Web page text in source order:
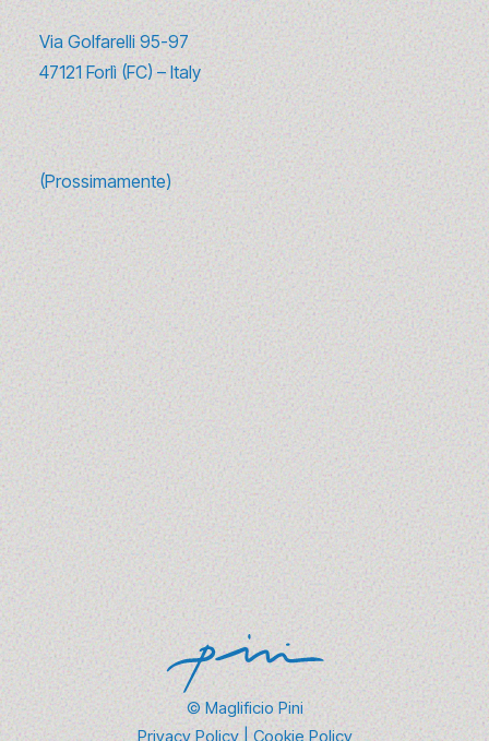
Via Golfarelli 95-97
47121 Forlì (FC) – Italy
(Prossimamente)
Il ciclo del filato e la responsabilità
del Maglificio Pini lungo tutta la
filiera
1 - 3 luglio 2025
Dalla scelta dei filati alla gestione responsabile di
risorse, book e campionature, l’approccio alla
sostenibilità è…
Scopri Di Più →
© Maglificio Pini
Privacy Policy|Cookie Policy